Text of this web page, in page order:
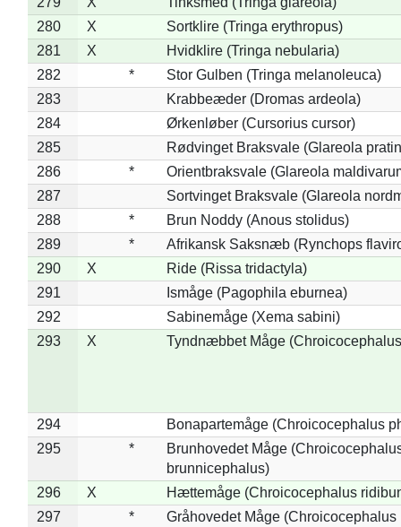
280
X
Sortklire (Tringa erythropus)
281
X
Hvidklire (Tringa nebularia)
282
*
Stor Gulben (Tringa melanoleuca)
283
Krabbeæder (Dromas ardeola)
284
Ørkenløber (Cursorius cursor)
285
Rødvinget Braksvale (Glareola
286
*
Orientbraksvale (Glareola
287
Sortvinget Braksvale (Glareola
288
*
Brun Noddy (Anous stolidus)
289
*
Afrikansk Saksnæb (Rynchops
290
X
Ride (Rissa tridactyla)
291
Ismåge (Pagophila eburnea)
292
Sabinemåge (Xema sabini)
293
X Tyndnæbbet Måge
294
Bonapartemåge (Chroicocephalus
295
*
Brunhovedet Måge
brunnicephalus)
296
X
Hættemåge (Chroicocephalus
297
*
Gråhovedet Måge (Chroicocephalus